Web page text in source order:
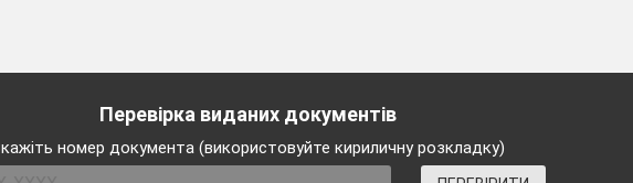
Перевірка виданих документів
номер документа (використовуйте кириличну розкладку)